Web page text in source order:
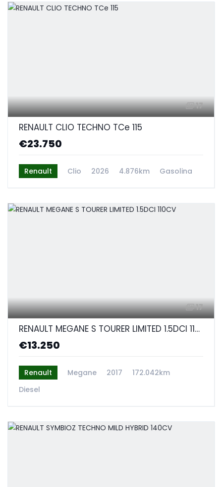
17
RENAULT CLIO TECHNO TCe 115
€23.750
Renault Clio 2026 4.876km Gasolina
17
RENAULT MEGANE S TOURER LIMITED 1.5DCI 110CV
€13.250
Renault Megane 2017
172.042km
Diesel